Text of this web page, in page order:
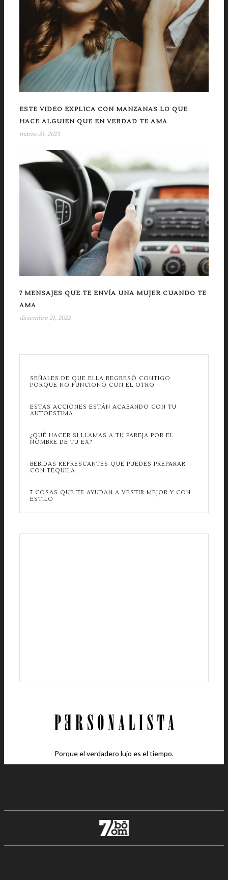
ESTE VIDEO EXPLICA CON MANZANAS LO QUE
HACE ALGUIEN QUE EN VERDAD TE AMA
marzo 21, 2023
7 MENSAJES QUE TE ENVÍA UNA MUJER CUANDO TE
AMA
diciembre 21, 2022
SEÑALES DE QUE ELLA REGRESÓ CONTIGO
PORQUE NO FUNCIONÓ CON EL OTRO
ESTAS ACCIONES ESTÁN ACABANDO CON TU
AUTOESTIMA
¿QUÉ HACER SI LLAMAS A TU PAREJA POR EL
NOMBRE DE TU EX?
BEBIDAS REFRESCANTES QUE PUEDES PREPARAR
CON TEQUILA
7 COSAS QUE TE AYUDAN A VESTIR MEJOR Y CON
ESTILO
Porque el verdadero lujo es el tiempo.